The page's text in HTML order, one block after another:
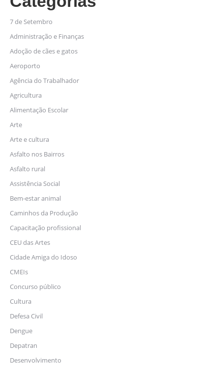
7 de Setembro
Administração e Finanças
Adoção de cães e gatos
Aeroporto
Agência do Trabalhador
Agricultura
Alimentação Escolar
Arte
Arte e cultura
Asfalto nos Bairros
Asfalto rural
Assistência Social
Bem-estar animal
Caminhos da Produção
Capacitação profissional
CEU das Artes
Cidade Amiga do Idoso
CMEIs
Concurso público
Cultura
Defesa Civil
Dengue
Depatran
Desenvolvimento